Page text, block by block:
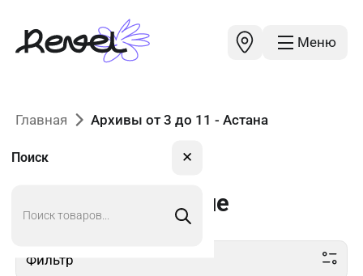
Меню
Поиск ✕
Главная Архивы от 3 до 11 - Астана
в Астане
Фильтр